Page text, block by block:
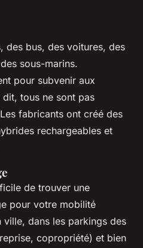
des bus, des voitures, des
sous-marins.
pour subvenir aux
tous ne sont pas
fabricants ont créé des
rechargeables et
de trouver une
pour votre mobilité
dans les parkings des
copropriété) et bien